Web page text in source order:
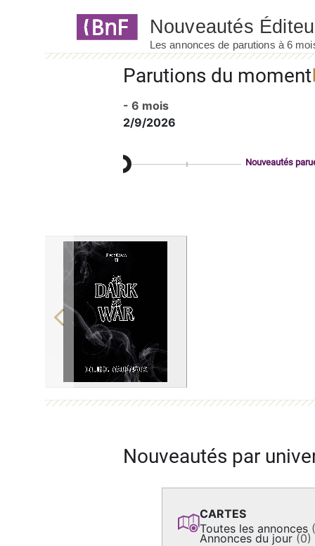
Parutions du moment
- 6 mois
2/9/2026
Nouveautés
Previous
Nouveautés par
CARTES
Toutes les annonces
Annonces du jour (0)